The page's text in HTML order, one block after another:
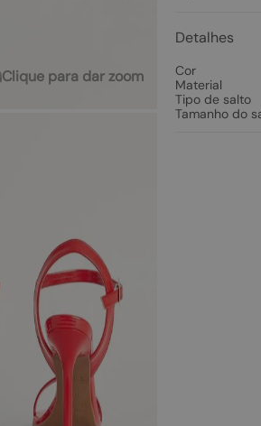
Clique para dar zoom
Detalhes
Cor
Material
Tipo de salto
Tamanho do